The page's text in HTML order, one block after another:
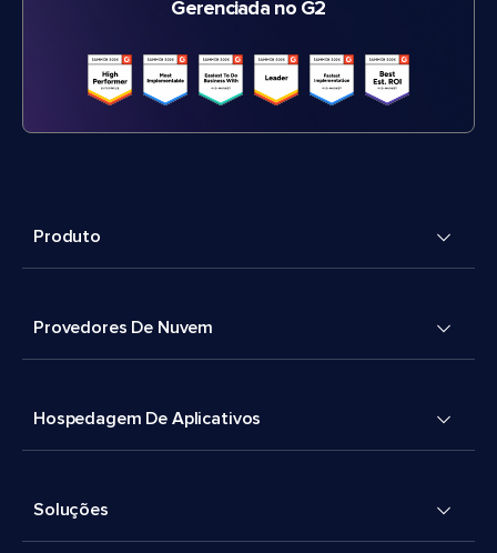
Gerenciada no G2
Produto
Provedores De Nuvem
Hospedagem De Aplicativos
Soluções